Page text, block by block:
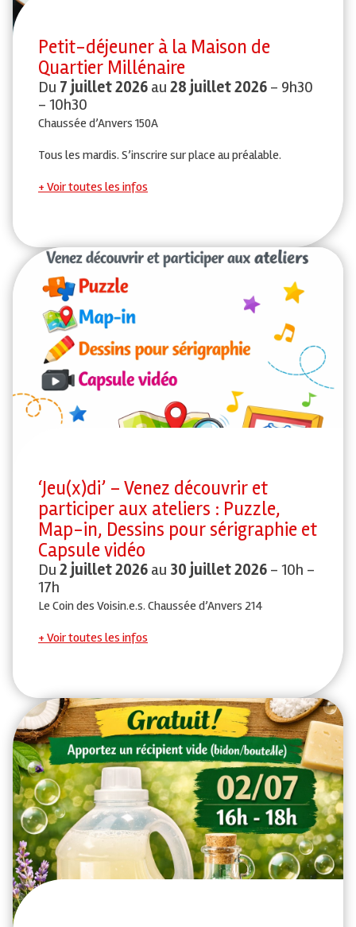
Petit-déjeuner à la Maison de
Quartier Millénaire
Du 7 juillet 2026 au 28 juillet 2026 - 9h30
- 10h30
Chaussée d’Anvers 150A
Tous les mardis. S’inscrire sur place au préalable.
Voir toutes les infos
‘Jeu(x)di’ – Venez découvrir et
participer aux ateliers : Puzzle,
Map-in, Dessins pour sérigraphie et
Capsule vidéo
Du 2 juillet 2026 au 30 juillet 2026 - 10h -
17h
Le Coin des Voisin.e.s. Chaussée d’Anvers 214
Voir toutes les infos